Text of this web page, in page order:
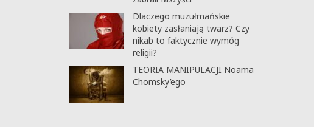
Dlaczego muzułmańskie
kobiety zasłaniają twarz? Czy
nikab to faktycznie wymóg
religii?
TEORIA MANIPULACJI Noama
Chomsky’ego